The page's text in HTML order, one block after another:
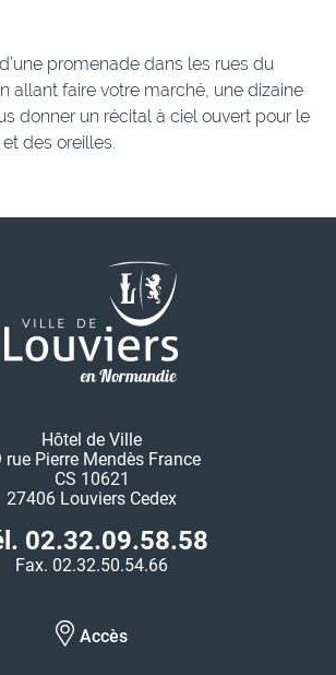
promenade dans les rues du
allant faire votre marché, une dizaine
donner un récital à ciel ouvert pour le
des oreilles.
Hôtel de Ville
rue Pierre Mendès France
CS 10621
27406 Louviers Cedex
02.32.09.58.58
Fax. 02.32.50.54.66
Accès